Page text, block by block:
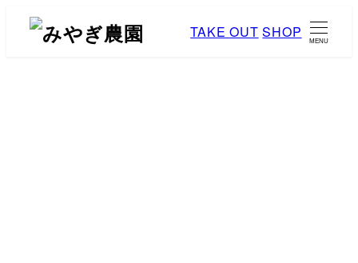
TAKE OUT SHOP
MENU